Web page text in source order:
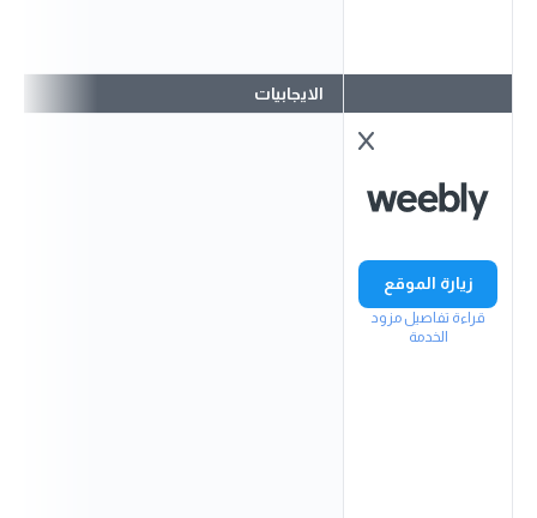
زيارة الموقع
قراءة تفاصيل مزود
الخدمة
الايجابيات